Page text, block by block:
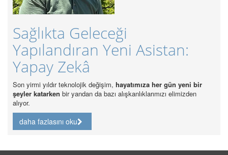
Asistan:
hayatımıza her gün yeni bir
alışkanlıklarımızı elimizden
Güncel Sağlık
Sağlık Hakkı
Analizi